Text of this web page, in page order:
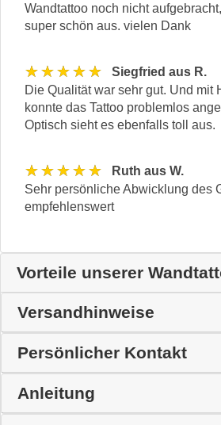
Wandtattoo noch nicht
super schön aus. vielen Dank
★★★★★
Siegfried aus R.
Die Qualität war sehr gut. Und mit
konnte das Tattoo problemlos
Optisch sieht es ebenfalls toll aus.
★★★★★
Ruth aus W.
Sehr persönliche Abwicklung des
empfehlenswert
Vorteile unserer
Versandhinweise
Persönlicher Kontakt
Anleitung